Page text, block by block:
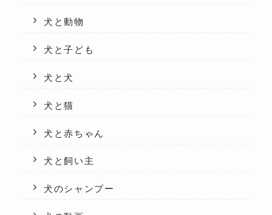
犬と動物
犬と子ども
犬と犬
犬と猫
犬と赤ちゃん
犬と飼い主
犬のシャンプー